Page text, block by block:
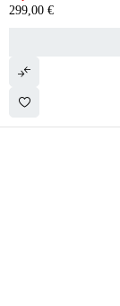
299,00 €